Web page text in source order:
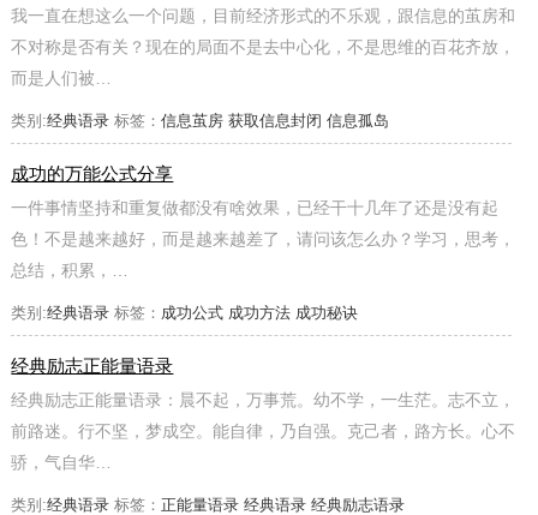
我一直在想这么一个问题，目前经济形式的不乐观，跟信息的茧房和
不对称是否有关？现在的局面不是去中心化，不是思维的百花齐放，
而是人们被…
类别:经典语录 标签：信息茧房 获取信息封闭 信息孤岛
成功的万能公式分享
一件事情坚持和重复做都没有啥效果，已经干十几年了还是没有起
色！不是越来越好，而是越来越差了，请问该怎么办？学习，思考，
总结，积累，…
类别:经典语录 标签： 成功公式 成功方法 成功秘诀
经典励志正能量语录
经典励志正能量语录：晨不起，万事荒。幼不学，一生茫。志不立，
前路迷。行不坚，梦成空。能自律，乃自强。克己者，路方长。心不
骄，气自华…
类别:经典语录 标签：正能量语录 经典语录 经典励志语录